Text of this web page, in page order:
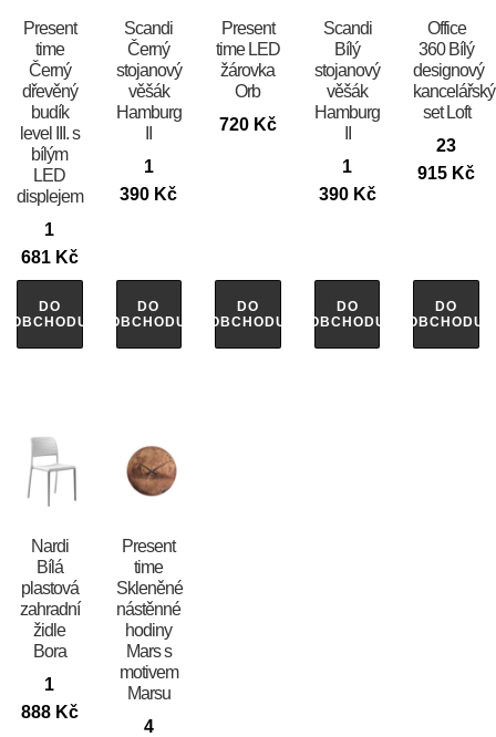
Present
time
Černý
dřevěný
budík
level III. s
bílým
LED
displejem
1
681 Kč
DO
OBCHODU
Scandi
Černý
stojanový
věšák
Hamburg
1
390 Kč
DO
OBCHODU
Present
time LED
žárovka
Orb
720 Kč
DO
OBCHODU
Scandi
Bílý
stojanový
věšák
Hamburg
1
390 Kč
DO
OBCHODU
Office
360 Bílý
designový
kancelářský
set Loft
23
915 Kč
DO
OBCHODU
Nardi
Bílá
plastová
zahradní
židle
Bora
1
888 Kč
Present
time
Skleněné
nástěnné
hodiny
Mars s
motivem
Marsu
4